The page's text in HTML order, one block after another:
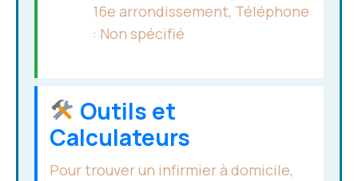
16e arrondissement, Téléphone
: Non spécifié
Outils et
Calculateurs
Pour trouver un infirmier à domicile,